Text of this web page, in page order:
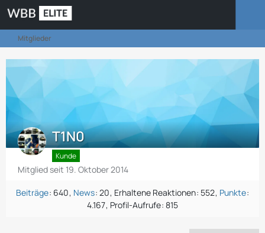
Mitglieder
T1N0
Kunde
Mitglied seit 19. Oktober 2014
Beiträge 640 News 20 Erhaltene Reaktionen 552 Punkte
4.167 Profil-Aufrufe 815